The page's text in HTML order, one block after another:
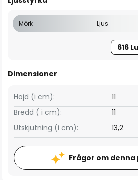
Mörk Ljus
616
Dimensioner
Bredd ( i cm): 11
Höjd (i cm): 11
Utskjutning (i cm): 13,2
Frågor om